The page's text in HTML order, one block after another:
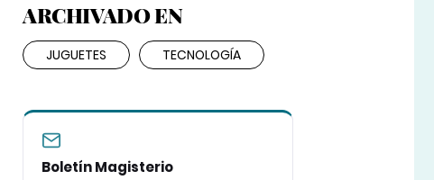
ARCHIVADO EN
JUGUETES TECNOLOGÍA
Boletín Magisterio